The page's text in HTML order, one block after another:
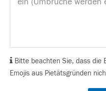
Bitte beachten Sie, dass die
Emojis aus Pietätsgründen